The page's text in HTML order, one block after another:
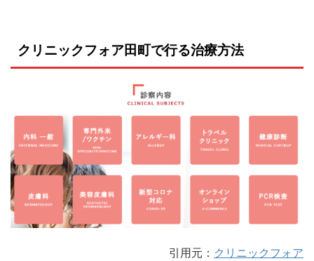
クリニックフォア田町で行る治療方法
引用元： クリニックフォア